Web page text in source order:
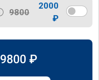
9800
2000
₽
9800 ₽